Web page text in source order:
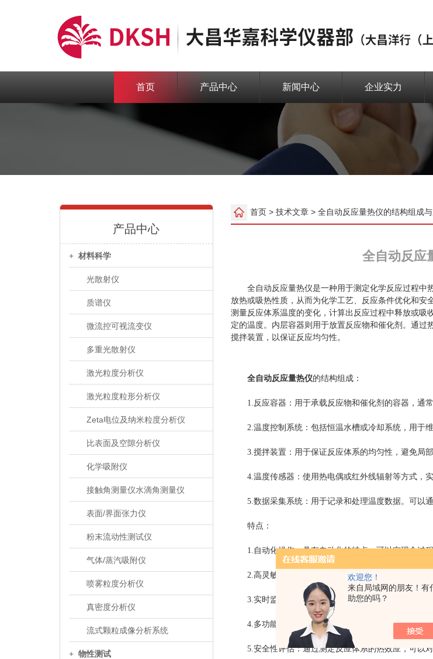
欢迎您！
来自局域网的朋友！有
助您的吗？
首页 产品中心 新闻中心 企业实力
产品中心
+ 材料科学
光散射仪
质谱仪
微流控可视流变仪
多重光散射仪
激光粒度分析仪
激光粒度粒形分析仪
Zeta电位及纳米粒度分析仪
比表面及空隙分析仪
化学吸附仪
接触角测量仪水滴角测量仪
表面/界面张力仪
粉末流动性测试仪
气体/蒸汽吸附仪
喷雾粒度分析仪
真密度分析仪
流式颗粒成像分析系统
+ 物性测试
首页> 技术文章> 全自动反应量热仪的结构组成
全自动反应
全自动反应量热仪是一种用于测定化学反应过程中
放热或吸热性质，从而为化学工艺、反应条件优化和
测量反应体系温度的变化，计算出反应过程中释放或吸
定的温度。内层容器则用于放置反应物和催化剂。通
搅拌装置，以保证反应均匀性。
全自动反应量热仪的结构组成：
1.反应容器：用于承载反应物和催化剂的容器，通常
2.温度控制系统：包括恒温水槽或冷却系统，用于维
3.搅拌装置：用于保证反应体系的均匀性，避免局部
4.温度传感器：使用热电偶或红外线辐射等方式，实
5.数据采集系统：用于记录和处理温度数据。可以通
特点：
1.自动化操作：具有自动化的特点，可以实现全过程
2.高灵敏度：仪器对微小的温度变化具有高灵敏度，
3.实时监测：可以实时监测反应体系的温度变化，提
4.多功能性：可以用于不同类型的反应研究，包括溶
5.安全性评估：通过测定反应体系的热效应，可以对